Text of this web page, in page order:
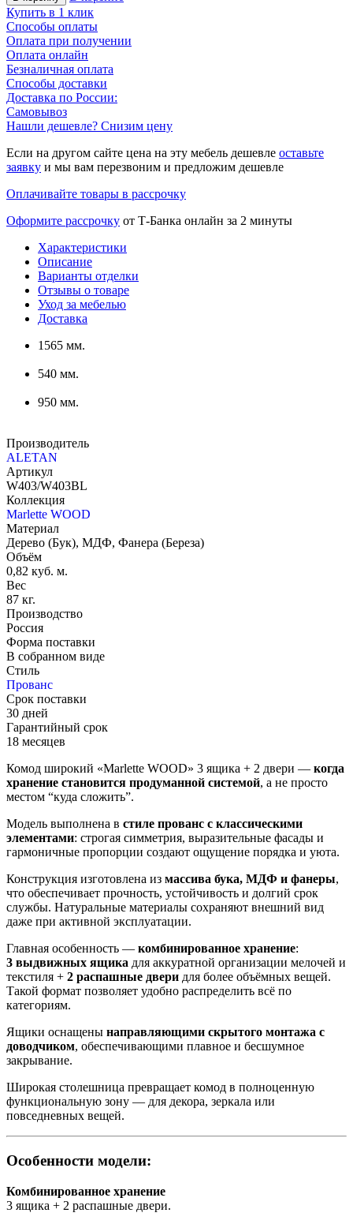
Купить в 1 клик
Способы оплаты
Оплата при получении
Оплата онлайн
Безналичная оплата
Способы доставки
Доставка по России:
Самовывоз
Нашли дешевле? Снизим цену
Если на другом сайте цена на эту мебель дешевле оставьте
заявку и мы вам перезвоним и предложим дешевле
Оплачивайте товары в рассрочку
Оформите рассрочку от Т-Банка онлайн за 2 минуты
Характеристики
Описание
Варианты отделки
Отзывы о товаре
Уход за мебелью
Доставка
1565 мм.
540 мм.
950 мм.
Производитель
ALETAN
Артикул
W403/W403BL
Коллекция
Marlette WOOD
Материал
Дерево (Бук), МДФ, Фанера (Береза)
Объём
0,82 куб. м.
Вес
87 кг.
Производство
Россия
Форма поставки
В собранном виде
Стиль
Прованс
Срок поставки
30 дней
Гарантийный срок
18 месяцев
Комод широкий «Marlette WOOD» 3 ящика + 2 двери — когда
хранение становится продуманной системой, а не просто
местом “куда сложить”.
Модель выполнена в стиле прованс с классическими
элементами: строгая симметрия, выразительные фасады и
гармоничные пропорции создают ощущение порядка и уюта.
Конструкция изготовлена из массива бука, МДФ и фанеры,
что обеспечивает прочность, устойчивость и долгий срок
службы. Натуральные материалы сохраняют внешний вид
даже при активной эксплуатации.
Главная особенность — комбинированное хранение:
3 выдвижных ящика для аккуратной организации мелочей и
текстиля + 2 распашные двери для более объёмных вещей.
Такой формат позволяет удобно распределить всё по
категориям.
Ящики оснащены направляющими скрытого монтажа с
доводчиком, обеспечивающими плавное и бесшумное
закрывание.
Широкая столешница превращает комод в полноценную
функциональную зону — для декора, зеркала или
повседневных вещей.
Особенности модели:
Комбинированное хранение
3 ящика + 2 распашные двери.